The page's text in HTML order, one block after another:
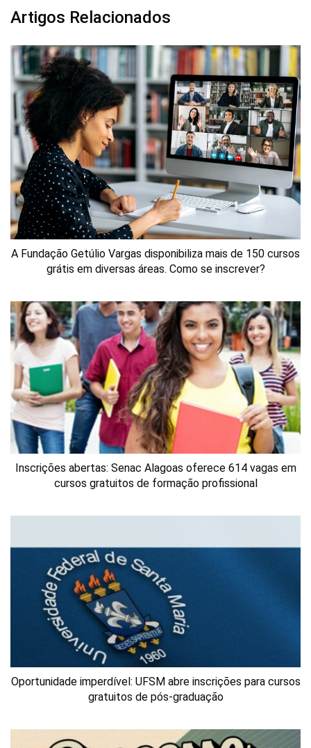
Artigos Relacionados
A Fundação Getúlio Vargas disponibiliza mais de 150 cursos
grátis em diversas áreas. Como se inscrever?
Inscrições abertas: Senac Alagoas oferece 614 vagas em
cursos gratuitos de formação profissional
Oportunidade imperdível: UFSM abre inscrições para cursos
gratuitos de pós-graduação